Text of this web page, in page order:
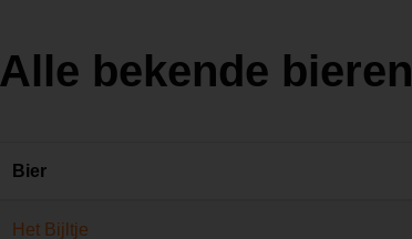
Alle bekende
Bier
Het Bijltje